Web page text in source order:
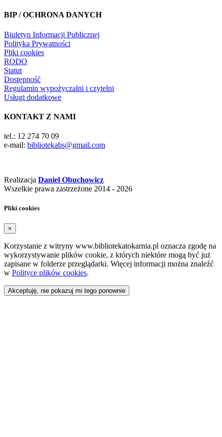
BIP / OCHRONA DANYCH
Biuletyn Informacji Publicznej
Polityka Prywatności
Pliki cookies
RODO
Statut
Dostępność
Regulamin wypożyczalni i czytelni
Usługi dodatkowe
KONTAKT Z NAMI
tel.: 12 274 70 09
e-mail: bibliotekabs@gmail.com
Realizacja Daniel Obuchowicz
Wszelkie prawa zastrzeżone 2014 - 2026
Pliki cookies
×
Korzystanie z witryny www.bibliotekatokarnia.pl oznacza zgodę na
wykorzystywanie plików cookie, z których niektóre mogą być już
zapisane w folderze przeglądarki. Więcej informacji można znaleźć
w Polityce plików cookies.
Akceptuję, nie pokazuj mi tego ponownie